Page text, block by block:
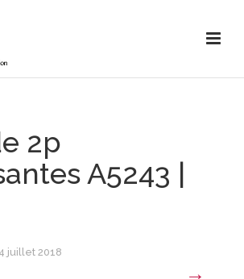
2p
A5243 |
4 juillet 2018
→